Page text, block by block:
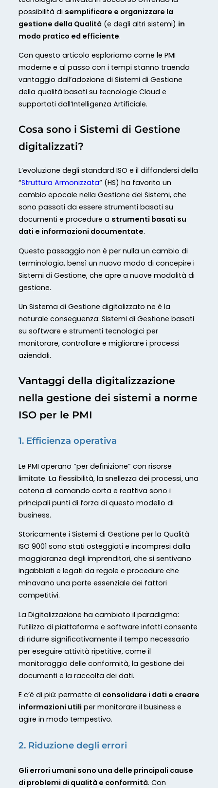
possibilità di semplificare e organizzare la
gestione della Qualità (e degli altri sistemi) in
modo pratico ed efficiente.
Con questo articolo esploriamo come le PMI
moderne e al passo con i tempi stanno traendo
vantaggio dall’adozione di Sistemi di Gestione
della qualità basati su tecnologie Cloud e
supportati dall’Intelligenza Artificiale.
Cosa sono i Sistemi di Gestione
digitalizzati?
L’evoluzione degli standard ISO e il diffondersi della
“Struttura Armonizzata“ (HS) ha favorito un
cambio epocale nella Gestione dei Sistemi, che
sono passati da essere strumenti basati su
documenti e procedure a strumenti basati su
dati e informazioni documentate.
Questo passaggio non è per nulla un cambio di
terminologia, bensì un nuovo modo di concepire i
Sistemi di Gestione, che apre a nuove modalità di
gestione.
Un Sistema di Gestione digitalizzato ne è la
naturale conseguenza: Sistemi di Gestione basati
su software e strumenti tecnologici per
monitorare, controllare e migliorare i processi
aziendali.
Vantaggi della digitalizzazione
nella gestione dei sistemi a norme
ISO per le PMI
1. Efficienza operativa
Le PMI operano “per definizione” con risorse
limitate. La flessibilità, la snellezza dei processi, una
catena di comando corta e reattiva sono i
principali punti di forza di questo modello di
business.
Storicamente i Sistemi di Gestione per la Qualità
ISO 9001 sono stati osteggiati e incompresi dalla
maggioranza degli imprenditori, che si sentivano
ingabbiati e legati da regole e procedure che
minavano una parte essenziale dei fattori
competitivi.
La Digitalizzazione ha cambiato il paradigma:
l’utilizzo di piattaforme e software infatti consente
di ridurre significativamente il tempo necessario
per eseguire attività ripetitive, come il
monitoraggio delle conformità, la gestione dei
documenti e la raccolta dei dati.
E c’è di più: permette di consolidare i dati e creare
informazioni utili per monitorare il business e
agire in modo tempestivo.
2. Riduzione degli errori
Gli errori umani sono una delle principali cause
di problemi di qualità e conformità. Con